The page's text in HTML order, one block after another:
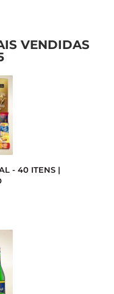
VENDIDAS
- 40 ITENS |